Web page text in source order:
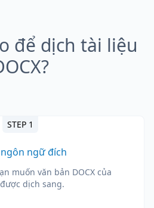
để dịch tài liệu
STEP 1
ngữ đích
muốn văn bản DOCX của
dịch sang.